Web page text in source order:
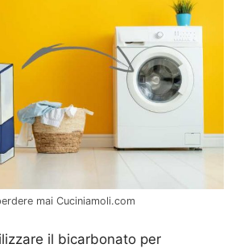
mai Cuciniamoli.com
il bicarbonato per